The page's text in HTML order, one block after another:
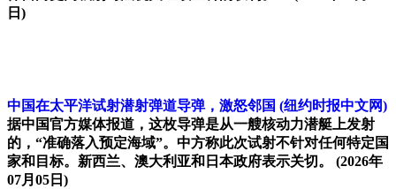
日)
中国在太平洋试射潜射弹道导弹，激怒邻国 (纽约时报中文网)
据中国官方媒体报道，这枚导弹是从一艘核动力潜艇上发射
的，“准确落入预定海域”。中方称此次试射不针对任何特定国
家和目标。新西兰、澳大利亚和日本政府表示关切。
(2026年
07月05日)